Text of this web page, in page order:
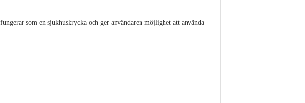
som en sjukhuskrycka och ger användaren möjlighet att använda